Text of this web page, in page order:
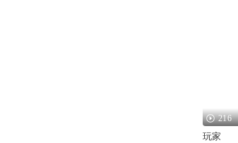
216
玩家